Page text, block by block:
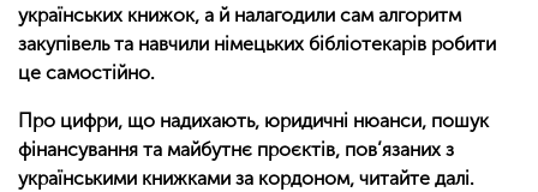
українських книжок, а й налагодили сам алгоритм
закупівель та навчили німецьких бібліотекарів робити
це самостійно.
Про цифри, що надихають, юридичні нюанси, пошук
фінансування та майбутнє проєктів, пов’язаних з
українськими книжками за кордоном, читайте далі.